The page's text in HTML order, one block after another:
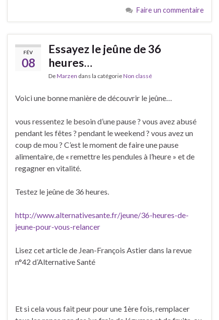
Faire un commentaire
FÉV
08
Essayez le jeûne de 36
heures…
DeMarzen dans la catégorieNon classé
Voici une bonne manière de découvrir le jeûne…
vous ressentez le besoin d’une pause ? vous avez abusé
pendant les fêtes ? pendant le weekend ? vous avez un
coup de mou ? C’est le moment de faire une pause
alimentaire, de « remettre les pendules à l’heure » et de
regagner en vitalité.
Testez le jeûne de 36 heures.
http://www.alternativesante.fr/jeune/36-heures-de-
jeune-pour-vous-relancer
Lisez cet article de Jean-François Astier dans la revue
n°42 d’Alternative Santé
Et si cela vous fait peur pour une 1ère fois, remplacer